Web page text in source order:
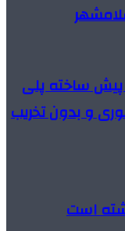
پیش ساخته پلی
و بدون تخریب
است